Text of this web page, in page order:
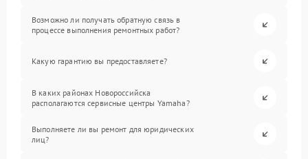
Возможно ли получать обратную связь в
процессе выполнения ремонтных работ?
Какую гарантию вы предоставляете?
В каких районах Новороссийска
располагаются сервисные центры Yamaha?
Выполняете ли вы ремонт для юридических
лиц?